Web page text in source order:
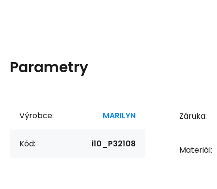
Parametry
Výrobce: MARILYN
Kód: i10_P32108
Záruka:
Materiál: